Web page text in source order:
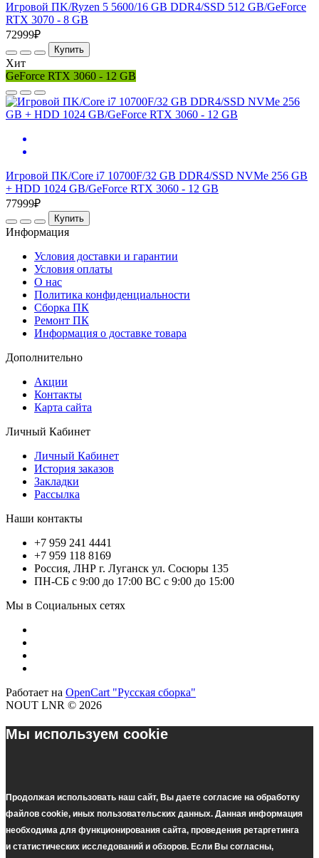
Игровой ПK/Ryzen 5 5600/16 GB DDR4/SSD 512 GB/GeForce
RTX 3070 - 8 GB
72999₽
Купить
Хит
GeForce RTX 3060 - 12 GB
Игровой ПK/Core i7 10700F/32 GB DDR4/SSD NVMe 256 GB
+ HDD 1024 GB/GeForce RTX 3060 - 12 GB
77999₽
Купить
Информация
Условия доставки и гарантии
Условия оплаты
О нас
Политика конфиденциальности
Сборка ПК
Ремонт ПК
Информация о доставке товара
Дополнительно
Акции
Контакты
Карта сайта
Личный Кабинет
Личный Кабинет
История заказов
Закладки
Рассылка
Наши контакты
+7 959 241 4441
+7 959 118 8169
Россия, ЛНР г. Луганск ул. Сосюры 135
ПН-СБ с 9:00 до 17:00 ВС с 9:00 до 15:00
Мы в Социальных сетях
Работает на OpenCart "Русская сборка"
NOUT LNR © 2026
Мы используем cookie
Продолжая использовать наш cайт, Вы даете согласие на обработку
файлов cookie, иных пользовательских данных. Данная информация
необходима для функционирования сайта, проведения ретаргетинга
и статистических исследований и обзоров. Если Вы согласны,